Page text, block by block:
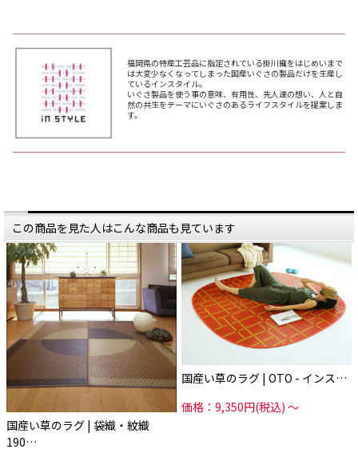
就寝時や湿度の高い日は
水分を吸収してくれて、
サラっと快適に過ごせるんです。
湿度の高い日本の夏に
ぴったりなんですね。
とはいえ、昨今の住宅では、
畳敷きの和室がない家も
増えているのではないでしょうか。
インスタイルの
———
今回ご紹介するラグは、
国内で育てられた「い草」を
熟練の職人が手作業で仕上げている
「品質の高さ・安全性」がポイン
ト。
国産い草は1本1本が太く、
繊維がしっかりと詰まっているた
め、
弾力性がありヘタりにくく、
耐久性に優れています。
い草の内部は沢山の空気を
蓄えられるスポンジ構造で
柔軟性や弾力性の元となっていま
す。
しかもその内部構造は、
空気中の有害物質を吸着して
クリーンにして排出してくれる作用
も。
描いてるのは、店長のさっちんです
今回取材にお邪魔させていただいた
のは
福岡県の南部に位置する大川市の
IN STYLEさん。
作り手である職人さんとの距離がと
ても近く、
IN STYLEが作ってもらっている
職人・工場は、ほぼIN STYLEの専
属。
逆に職人さんからすると自分たちが
作っている
製品がどういう形で販売されている
か
しっかりとわかります。
また、IN STYLEはい草の農家さんと
直接やりとりを行います。
全ての工程にIN STYLEが関わり、
製造方法に至るまで、徹底的にこだ
わる。
福岡県の特産工芸品に指定されている掛川織をはじめいまで
は大変少なくなってしまった国産いぐさの製品だけを生産し
ているインスタイル。
いぐさ製品を使う事の意味、有用性、先人達の想い、人と自
然の共生をテーマにいぐさのあるライフスタイルを提案しま
す。
この商品を見た人はこんな商品も見ています
国産い草のラグ | 袋織・紋織
190…
国産い草のラグ | OTO - インス…
価格：9,350円(税込)～